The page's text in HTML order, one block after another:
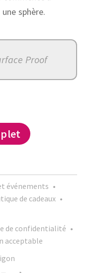
sphère.
Proof
événements •
de cadeaux •
de confidentialité •
acceptable